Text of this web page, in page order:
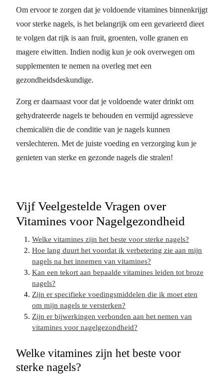
Om ervoor te zorgen dat je voldoende vitamines binnenkrijgt
voor sterke nagels, is het belangrijk om een gevarieerd dieet
te volgen dat rijk is aan fruit, groenten, volle granen en
magere eiwitten. Indien nodig kun je ook overwegen om
supplementen te nemen na overleg met een
gezondheidsdeskundige.
Zorg er daarnaast voor dat je voldoende water drinkt om
gehydrateerde nagels te behouden en vermijd agressieve
chemicaliën die de conditie van je nagels kunnen
verslechteren. Met de juiste voeding en verzorging kun je
genieten van sterke en gezonde nagels die stralen!
Vijf Veelgestelde Vragen over
Vitamines voor Nagelgezondheid
Welke vitamines zijn het beste voor sterke nagels?
Hoe lang duurt het voordat ik verbetering zie aan mijn
nagels na het innemen van vitamines?
Kan een tekort aan bepaalde vitamines leiden tot broze
nagels?
Zijn er specifieke voedingsmiddelen die ik moet eten
om mijn nagels te versterken?
Zijn er bijwerkingen verbonden aan het nemen van
vitamines voor nagelgezondheid?
Welke vitamines zijn het beste voor
sterke nagels?